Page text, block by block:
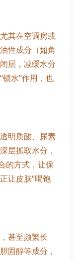
其在空调房或
性成分（如角
层，减缓水分
水”作用，也
明质酸、尿素
层抓取水分，
的方式，让保
让皮肤“喝饱
甚至频繁长
固醇等成分，